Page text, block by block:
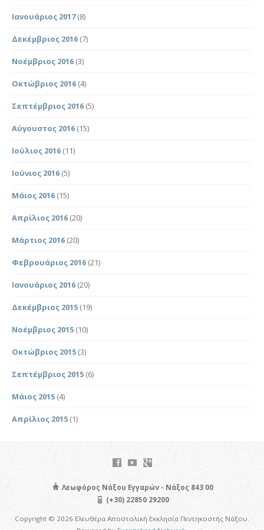
Ιανουάριος 2017(8)
Δεκέμβριος 2016 (7)
Νοέμβριος 2016 (3)
Οκτώβριος 2016 (4)
Σεπτέμβριος 2016 (5)
Αύγουστος 2016 (15)
Ιούλιος 2016 (11)
Ιούνιος 2016 (5)
Μάιος 2016 (15)
Απρίλιος 2016 (20)
Μάρτιος 2016 (20)
Φεβρουάριος 2016 (21)
Ιανουάριος 2016 (20)
Δεκέμβριος 2015 (19)
Νοέμβριος 2015 (10)
Οκτώβριος 2015 (3)
Σεπτέμβριος 2015 (6)
Μάιος 2015 (4)
Απρίλιος 2015 (1)
Λεωφόρος Νάξου Εγγαρών - Νάξος 843 00
(+30) 22850 29200
Copyright © 2026 Ελευθέρα Αποστολική Εκκλησία Πεντηκοστής Νάξου.